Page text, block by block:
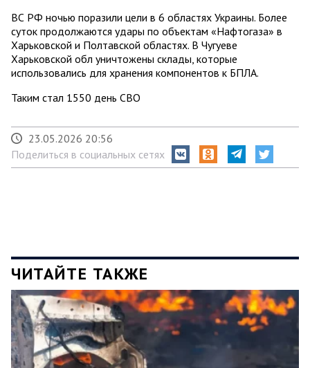
ВС РФ ночью поразили цели в 6 областях Украины. Более
суток продолжаются удары по объектам «Нафтогаза» в
Харьковской и Полтавской областях. В Чугуеве
Харьковской обл уничтожены склады, которые
использовались для хранения компонентов к БПЛА.
Таким стал 1550 день СВО
23.05.2026 20:56
Поделиться в социальных сетях
ЧИТАЙТЕ ТАКЖЕ